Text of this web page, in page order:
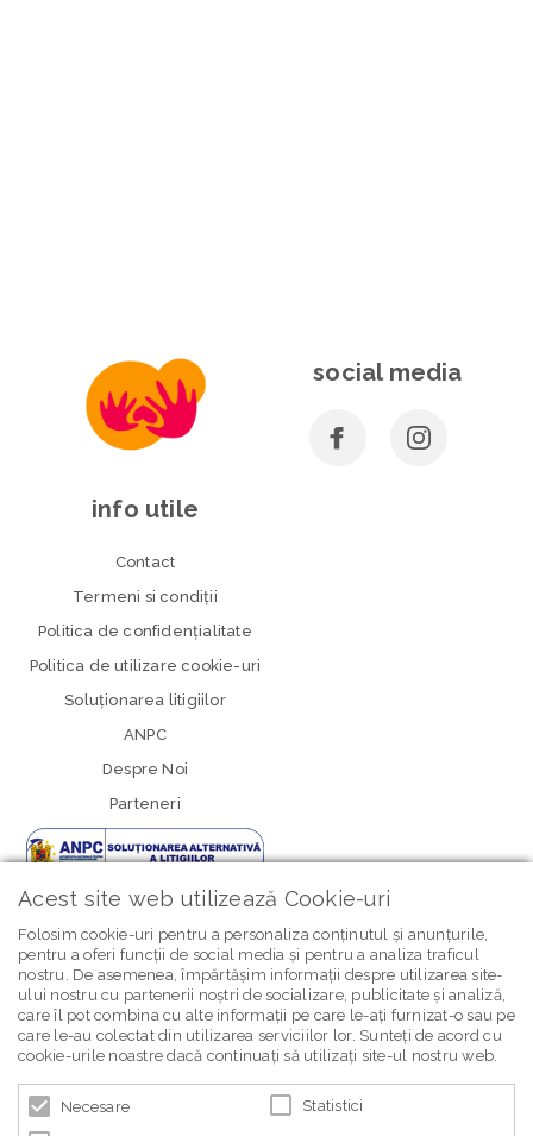
social media
info utile
Contact
Termeni si condiţii
Politica de confidenţialitate
Politica de utilizare cookie-uri
Soluționarea litigiilor
ANPC
Despre Noi
Parteneri
newsletter Bebe Brands
Acest site web utilizează Cookie-uri
Folosim cookie-uri pentru a personaliza conținutul și anunțurile,
pentru a oferi funcții de social media și pentru a analiza traficul
nostru. De asemenea, împărtășim informații despre utilizarea site-
ului nostru cu partenerii noștri de socializare, publicitate și analiză,
care îl pot combina cu alte informații pe care le-ați furnizat-o sau pe
care le-au colectat din utilizarea serviciilor lor. Sunteți de acord cu
cookie-urile noastre dacă continuați să utilizați site-ul nostru web.
Necesare Statistici